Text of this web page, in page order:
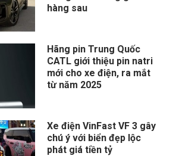
hàng sau
Hãng pin Trung Quốc
CATL giới thiệu pin natri
mới cho xe điện, ra mắt
từ năm 2025
Xe điện VinFast VF 3 gây
chú ý với biển đẹp lộc
phát giá tiền tỷ